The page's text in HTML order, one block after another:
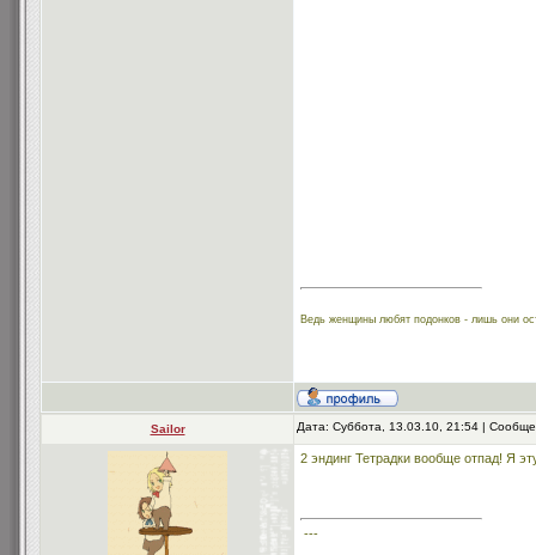
Ведь женщины любят подонков - лишь они
Sailor Дата: Суббота, 13.03.10, 21:54 |
2 эндинг Тетрадки вообще отпад! Я
---